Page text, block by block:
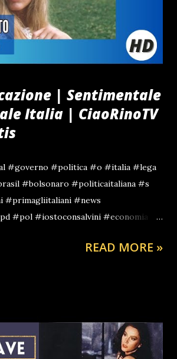
| Sentimentale
Italia | CiaoRinoTV
#governo #politica #o #italia #lega
#bolsonaro #politicaitaliana #s
#primagliitaliani #news
#pol #iostoconsalvini #economia
#salvininonmollare #meloni
#dalleparoleaifatti #satira #decreto
#lombardia #photooftheday #art
READ MORE »